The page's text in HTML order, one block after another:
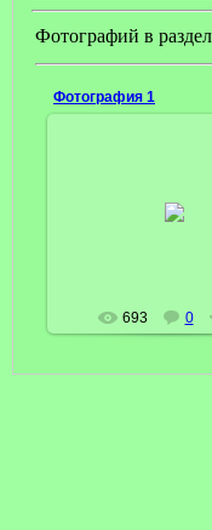
Фотографий в
Фотография 1
693 0